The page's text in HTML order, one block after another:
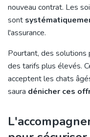
nouveau contrat. Les
sont
l'assurance.
Pourtant, des
des tarifs plus élevés.
acceptent les chats
saura dénicher ces